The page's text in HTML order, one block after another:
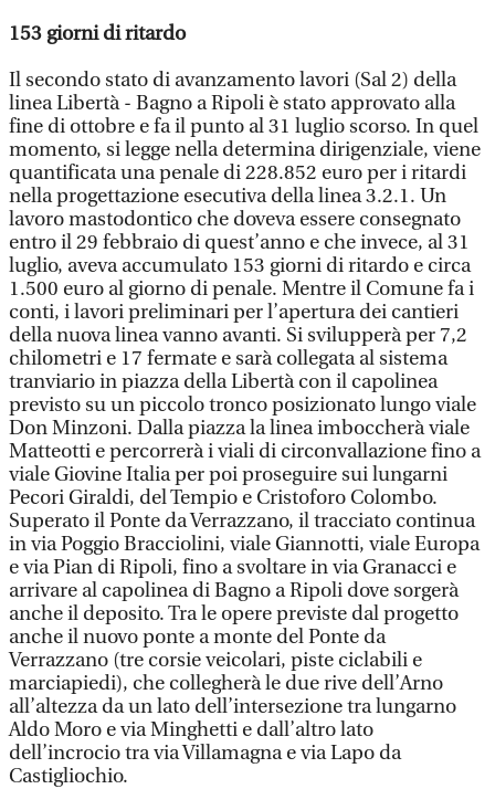
153 giorni di ritardo
Il secondo stato di avanzamento lavori (Sal 2) della
linea Libertà - Bagno a Ripoli è stato approvato alla
fine di ottobre e fa il punto al 31 luglio scorso. In quel
momento, si legge nella determina dirigenziale, viene
quantificata una penale di 228.852 euro per i ritardi
nella progettazione esecutiva della linea 3.2.1. Un
lavoro mastodontico che doveva essere consegnato
entro il 29 febbraio di quest’anno e che invece, al 31
luglio, aveva accumulato 153 giorni di ritardo e circa
1.500 euro al giorno di penale. Mentre il Comune fa i
conti, i lavori preliminari per l’apertura dei cantieri
della nuova linea vanno avanti. Si svilupperà per 7,2
chilometri e 17 fermate e sarà collegata al sistema
tranviario in piazza della Libertà con il capolinea
previsto su un piccolo tronco posizionato lungo viale
Don Minzoni. Dalla piazza la linea imboccherà viale
Matteotti e percorrerà i viali di circonvallazione fino a
viale Giovine Italia per poi proseguire sui lungarni
Pecori Giraldi, del Tempio e Cristoforo Colombo.
Superato il Ponte da Verrazzano, il tracciato continua
in via Poggio Bracciolini, viale Giannotti, viale Europa
e via Pian di Ripoli, fino a svoltare in via Granacci e
arrivare al capolinea di Bagno a Ripoli dove sorgerà
anche il deposito. Tra le opere previste dal progetto
anche il nuovo ponte a monte del Ponte da
Verrazzano (tre corsie veicolari, piste ciclabili e
marciapiedi), che collegherà le due rive dell’Arno
all’altezza da un lato dell’intersezione tra lungarno
Aldo Moro e via Minghetti e dall’altro lato
dell’incrocio tra via Villamagna e via Lapo da
Castigliochio.